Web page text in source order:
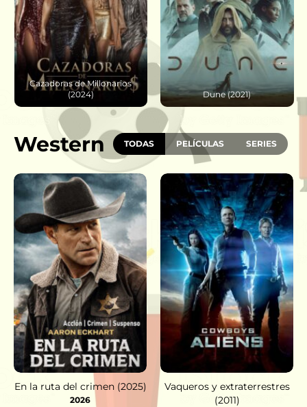
Cazadoras de Millonarios
(2024)
Dune (2021)
Western TODAS PELÍCULAS SERIES
En la ruta del crimen (2025)
2026
Vaqueros y extraterrestres
(2011)